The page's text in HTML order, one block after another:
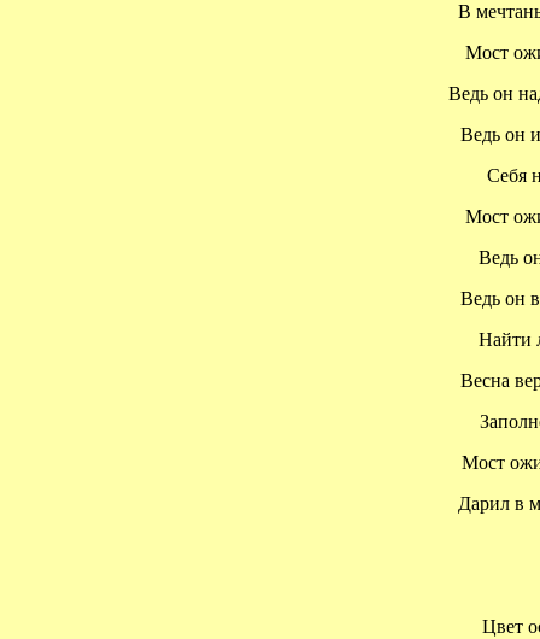
В
Мост
Ведь он
Ведь он
Себя
Мост
Ведь
Ведь он
Найти
Весна
Мост
Дарил в
Цвет